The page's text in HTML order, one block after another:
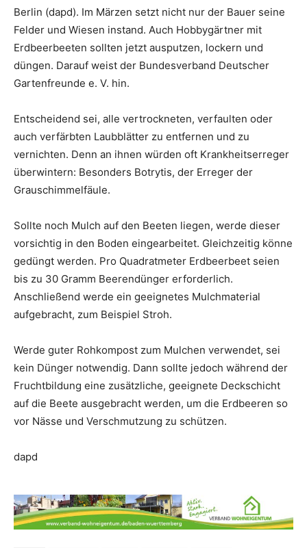
Berlin (dapd). Im Märzen setzt nicht nur der Bauer seine
Felder und Wiesen instand. Auch Hobbygärtner mit
Erdbeerbeeten sollten jetzt ausputzen, lockern und
düngen. Darauf weist der Bundesverband Deutscher
Gartenfreunde e. V. hin.
Entscheidend sei, alle vertrockneten, verfaulten oder
auch verfärbten Laubblätter zu entfernen und zu
vernichten. Denn an ihnen würden oft Krankheitserreger
überwintern: Besonders Botrytis, der Erreger der
Grauschimmelfäule.
Sollte noch Mulch auf den Beeten liegen, werde dieser
vorsichtig in den Boden eingearbeitet. Gleichzeitig könne
gedüngt werden. Pro Quadratmeter Erdbeerbeet seien
bis zu 30 Gramm Beerendünger erforderlich.
Anschließend werde ein geeignetes Mulchmaterial
aufgebracht, zum Beispiel Stroh.
Werde guter Rohkompost zum Mulchen verwendet, sei
kein Dünger notwendig. Dann sollte jedoch während der
Fruchtbildung eine zusätzliche, geeignete Deckschicht
auf die Beete ausgebracht werden, um die Erdbeeren so
vor Nässe und Verschmutzung zu schützen.
dapd